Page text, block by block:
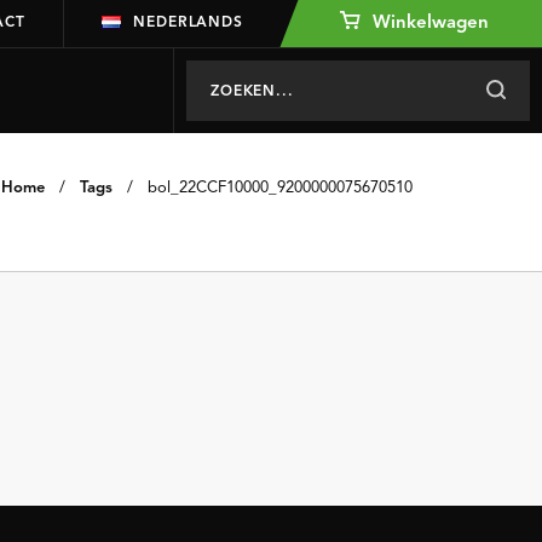
NEDERLANDS Winkelwagen
Home / Tags / bol_22CCF10000_9200000075670510